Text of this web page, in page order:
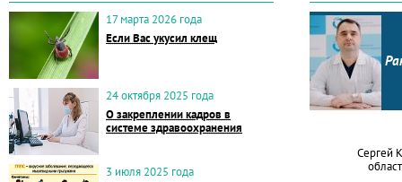
17 марта 2026 года
Если Вас укусил клещ
24 октября 2025 года
О закреплении кадров в
системе здравоохранения
3 июля 2025 года
Сергей